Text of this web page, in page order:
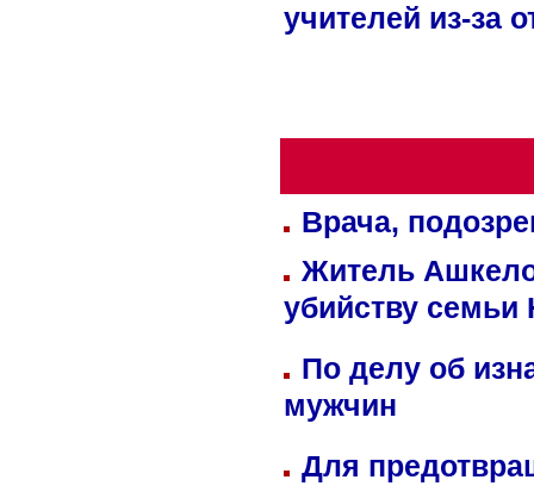
учителей из-за
Врача,
Житель
убийству семьи
По делу об
мужчин
Для